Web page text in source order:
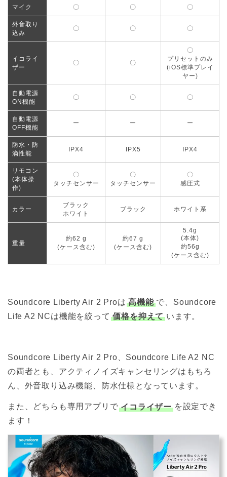
マイク 〇 〇 〇
外音取り
込み
〇 〇 〇
イコライ
ザー
〇 〇
〇
プリセットのみ
(iOS標準プレイ
ヤー)
自動電源
ON機能
〇 〇 〇
自動電源
OFF機能
ー ー ー
防水・防
滴性能
IPX4 IPX5 IPX4
リモコン
(本体操
作)
〇
タッチセンサー
〇
タッチセンサー
〇
感圧式
カラー
ブラック
ホワイト
ブラック ホワイト系
重量
約62 g
(ケース含む)
約67 g
(ケース含む)
5.4g
(本体)
約56g
(ケース含む)
Soundcore Liberty Air 2 Proは 高機能 で、Soundcore
Life A2 NCは機能を絞って 価格を抑えて います。
Soundcore Liberty Air 2 Pro、Soundcore Life A2 NC
の両者とも、アクティノイズキャンセリングはもちろ
ん、外音取り込み機能、防水仕様となっています。
また、どちらも専用アプリで イコライザー を設定でき
ます！